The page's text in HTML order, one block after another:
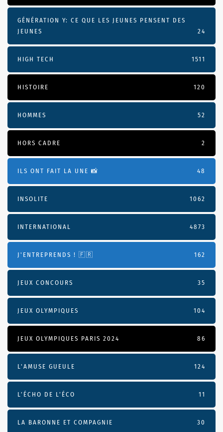
GÉNÉRATION Y: CE QUE LES JEUNES PENSENT DES
JEUNES
24
HIGH TECH 1511
HISTOIRE 120
HOMMES 52
HORS CADRE 2
ILS ONT FAIT LA UNE 📸 48
INSOLITE 1062
INTERNATIONAL 4873
J'ENTREPRENDS ! 🇫🇷 162
JEUX CONCOURS 35
JEUX OLYMPIQUES 104
JEUX OLYMPIQUES PARIS 2024 86
L'AMUSE GUEULE 124
L’ÉCHO DE L’ÉCO 11
LA BARONNE ET COMPAGNIE 30